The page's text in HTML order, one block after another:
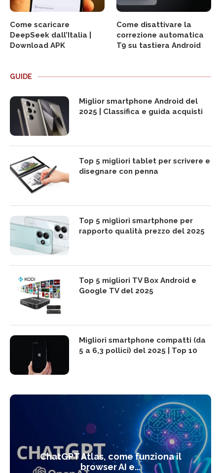
Come scaricare
DeepSeek dall’Italia |
Download APK
Come disattivare la
correzione automatica
T9 su tastiera Android
GUIDE
Miglior smartphone Android del
2025 | Classifica e guida acquisti
Top 5 migliori tablet per scrivere e
disegnare con penna
Top 5 migliori smartphone per
rapporto qualità prezzo del 2025
Top 5 migliori TV Box Android e
Google TV del 2025
Migliori smartphone compatti (da
5 a 6,3 pollici) del 2025 | Top 10
ChatGPT Atlas, come funziona il
browser AI e...